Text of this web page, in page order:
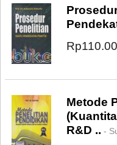
Metode
R&D .. -